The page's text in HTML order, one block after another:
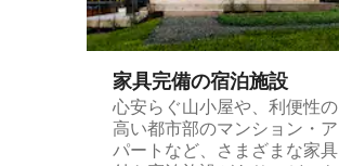
家具完備の宿⁠泊⁠施⁠設
心安らぐ山小屋や、利便性の
高い都市部のマンション・ア
パートなど、さまざまな家具